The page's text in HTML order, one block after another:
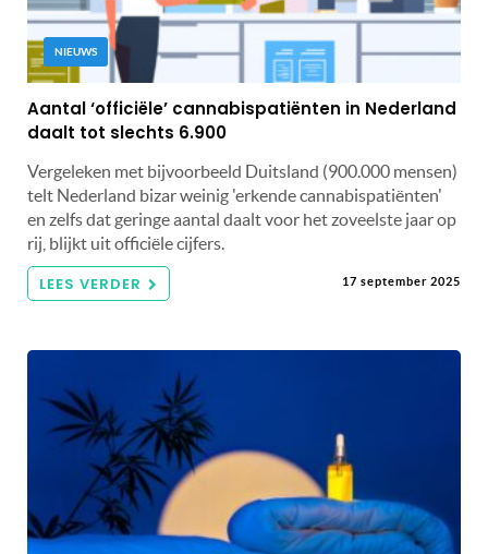
NIEUWS
Aantal ‘officiële’ cannabispatiënten in Nederland
daalt tot slechts 6.900
Vergeleken met bijvoorbeeld Duitsland (900.000 mensen)
telt Nederland bizar weinig 'erkende cannabispatiënten'
en zelfs dat geringe aantal daalt voor het zoveelste jaar op
rij, blijkt uit officiële cijfers.
LEES VERDER 17 september 2025